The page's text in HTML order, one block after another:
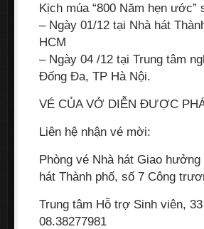
Kịch múa “800 Năm hẹn
– Ngày 01/12 tại Nhà hát
HCM
– Ngày 04 /12 tại Trung tâm
Đống Đa, TP Hà Nội.
VÉ CỦA VỞ DIỄN ĐƯỢC
Liên hệ nhận vé mời:
Phòng vé Nhà hát Giao
hát Thành phố, số 7 Công
Trung tâm Hỗ trợ Sinh viên,
08.38277981